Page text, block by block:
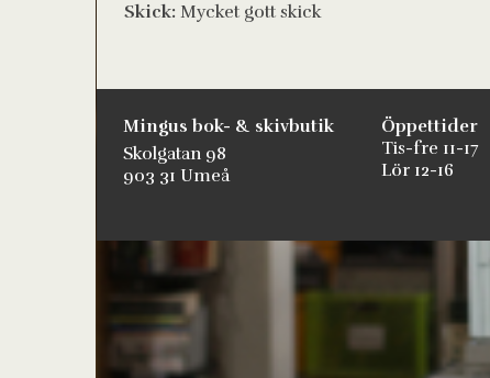
Skick: Mycket gott skick
Mingus bok- & skivbutik
Skolgatan 98
903 31 Umeå
Öppettider
Tis-fre 11-17
Lör 12-16